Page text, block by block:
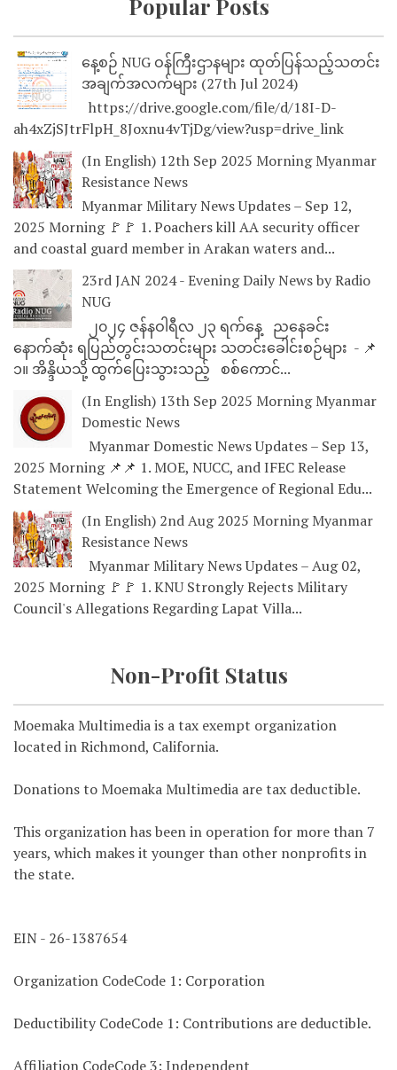
Popular Posts
နေ့စဉ် NUG ဝန်ကြီးဌာနများ ထုတ်ပြန်သည့်သတင်း
အချက်အလက်များ (27th Jul 2024)
https://drive.google.com/file/d/18I-D-
ah4xZjSJtrFlpH_8Joxnu4vTjDg/view?usp=drive_link
(In English) 12th Sep 2025 Morning Myanmar
Resistance News
Myanmar Military News Updates – Sep 12,
2025 Morning 🚩🚩 1. Poachers kill AA security officer
and coastal guard member in Arakan waters and...
23rd JAN 2024 - Evening Daily News by Radio
NUG
၂၀၂၄ ဇန်နဝါရီလ ၂၃ ရက်နေ့ ညနေခင်း
နောက်ဆုံး ရပြည်တွင်းသတင်းများ သတင်းခေါင်းစဉ်များ - 📌
၁။ အိန္ဒိယသို့ ထွက်ပြေးသွားသည့် စစ်ကောင်...
(In English) 13th Sep 2025 Morning Myanmar
Domestic News
Myanmar Domestic News Updates – Sep 13,
2025 Morning 📌📌 1. MOE, NUCC, and IFEC Release
Statement Welcoming the Emergence of Regional Edu...
(In English) 2nd Aug 2025 Morning Myanmar
Resistance News
Myanmar Military News Updates – Aug 02,
2025 Morning 🚩🚩 1. KNU Strongly Rejects Military
Council's Allegations Regarding Lapat Villa...
Non-Profit Status
Moemaka Multimedia is a tax exempt organization
located in Richmond, California.
Donations to Moemaka Multimedia are tax deductible.
This organization has been in operation for more than 7
years, which makes it younger than other nonprofits in
the state.
EIN - 26-1387654
Organization CodeCode 1: Corporation
Deductibility CodeCode 1: Contributions are deductible.
Affiliation CodeCode 3: Independent